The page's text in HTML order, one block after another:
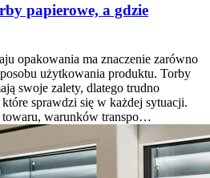
papierowe, a gdzie
opakowania ma znaczenie zarówno
użytkowania produktu. Torby
swoje zalety, dlatego trudno
sprawdzi się w każdej sytuacji.
towaru, warunków transpo…